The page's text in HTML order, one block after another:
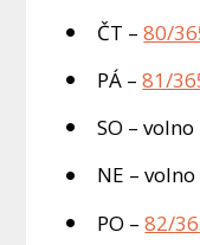
ČT –80/
PÁ –81/
SO – volno
NE – volno
PO –82/